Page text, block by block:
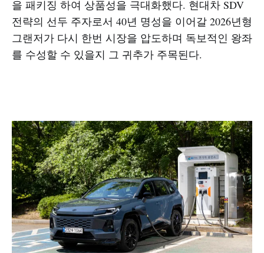
을 패키징 하여 상품성을 극대화했다. 현대차 SDV
전략의 선두 주자로서 40년 명성을 이어갈 2026년형
그랜저가 다시 한번 시장을 압도하며 독보적인 왕좌
를 수성할 수 있을지 그 귀추가 주목된다.